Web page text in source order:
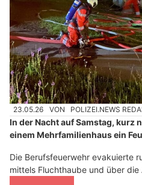
23.05.26 VON POLIZEI.NEWS
In der Nacht auf Samstag, kurz
einem Mehrfamilienhaus ein
Die Berufsfeuerwehr evakuierte
mittels Fluchthaube und über die